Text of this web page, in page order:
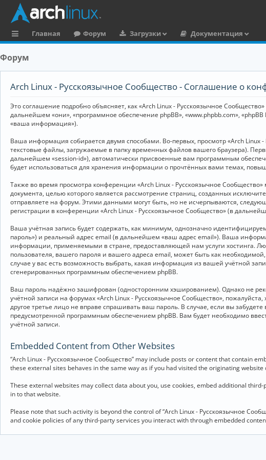
ы
и
Главная Форум Загрузки
Документация
Форум
Arch Linux - Русскоязычное Сообщество - Соглашение о
Это соглашение подробно объясняет, как «Arch Linux - Русскоязычное
дальнейшем «они», «программное обеспечение phpBB», «www.phpbb.com»,
«ваша информация»).
Ваша информация собирается двумя способами. Во-первых, просмотр «Arch
текстовые файлы, загружаемые в папку временных файлов вашего браузера).
дальнейшем «session-id»), автоматически присвоенные вам программным
будет использоваться для хранения информации о прочтённых вами темах,
Также во время просмотра конференции «Arch Linux - Русскоязычное
документа, целью которого является рассмотрение страниц, созданных
отправляете на форум. Этими данными могут быть, но не исчерпываются,
регистрации в конференции «Arch Linux - Русскоязычное Сообщество» (в
Ваша учётная запись будет содержать, как минимум, однозначно
пароль») и реальный адрес email (в дальнейшем «ваш адрес email»). Ваша
информации, применяемыми в стране, предоставляющей нам услуги хостинга.
пользователя, вашего пароля и вашего адреса email, может быть как
случае у вас есть возможность выбрать, какая информация из вашей учётной
сгенерированных программным обеспечением phpBB.
Ваш пароль надёжно зашифрован (односторонним хэшированием). Однако не
учётной записи на форумах «Arch Linux - Русскоязычное Сообщество»,
другое третье лицо не вправе спрашивать ваш пароль. В случае, если вы
предусмотренной программным обеспечением phpBB. Вам будет необходимо
учётной записи.
Embedded Content from Other Websites
“Arch Linux - Русскоязычное Сообщество” may include posts or content that contain
these external sites behaves in the same way as if you had visited the originating website
These external websites may collect data about you, use cookies, embed additional
in to that website.
Please note that such activity is beyond the control of “Arch Linux - Русскоязычное
and cookie policies of any third-party services you interact with through embedded